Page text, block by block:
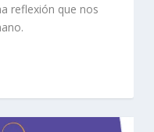
reflexión que nos